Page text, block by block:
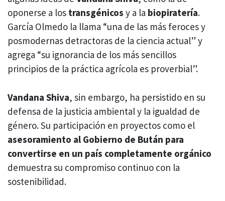
oponerse a los transgénicos y a la biopiratería.
García Olmedo la llama “una de las más feroces y
posmodernas detractoras de la ciencia actual” y
agrega “su ignorancia de los más sencillos
principios de la práctica agrícola es proverbial”.
Vandana Shiva, sin embargo, ha persistido en su
defensa de la justicia ambiental y la igualdad de
género. Su participación en proyectos como el
asesoramiento al Gobierno de Bután para
convertirse en un país completamente orgánico
demuestra su compromiso continuo con la
sostenibilidad.